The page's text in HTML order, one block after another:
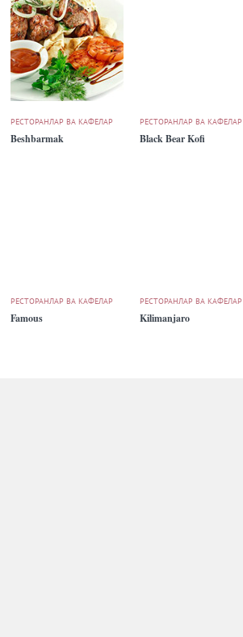
РЕСТОРАНЛАР ВА КАФЕЛАР
Beshbarmak
РЕСТОРАНЛАР ВА КАФЕЛАР
Black Bear Kofi
РЕСТОРАНЛАР ВА КАФЕЛАР
Famous
РЕСТОРАНЛАР ВА КАФЕЛАР
Kilimanjaro